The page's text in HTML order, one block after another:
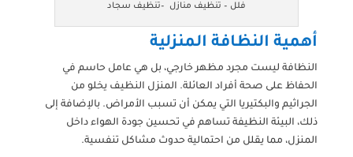
فلل – تنظيف منازل –تنظيف سجاد
أهمية النظافة المنزلية
النظافة ليست مجرد مظهر خارجي، بل هي عامل حاسم في
الحفاظ على صحة أفراد العائلة. المنزل النظيف يخلو من
الجراثيم والبكتيريا التي يمكن أن تسبب الأمراض. بالإضافة إلى
ذلك، البيئة النظيفة تساهم في تحسين جودة الهواء داخل
المنزل، مما يقلل من احتمالية حدوث مشاكل تنفسية.